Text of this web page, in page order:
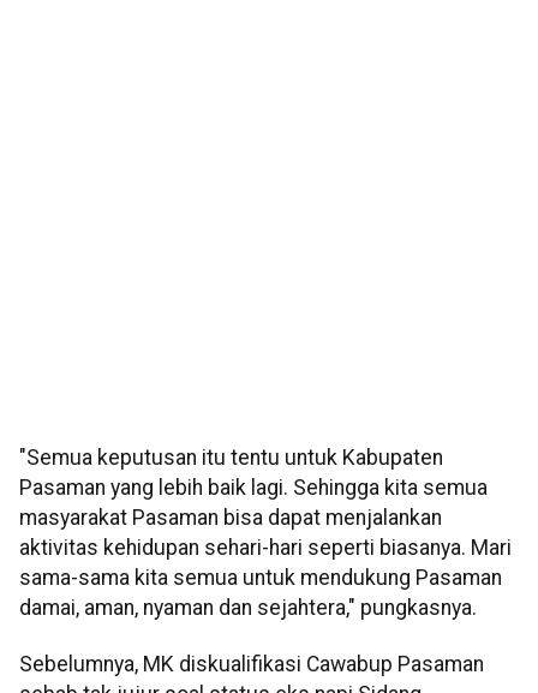
"Semua keputusan itu tentu untuk Kabupaten
Pasaman yang lebih baik lagi. Sehingga kita semua
masyarakat Pasaman bisa dapat menjalankan
aktivitas kehidupan sehari-hari seperti biasanya. Mari
sama-sama kita semua untuk mendukung Pasaman
damai, aman, nyaman dan sejahtera," pungkasnya.
Sebelumnya, MK diskualifikasi Cawabup Pasaman